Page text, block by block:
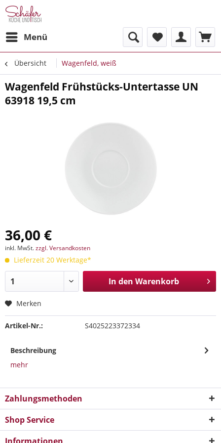
Menü
Übersicht Wagenfeld, weiß
Wagenfeld Frühstücks-Untertasse UN
63918 19,5 cm
36,00 €
inkl. MwSt.zzgl. Versandkosten
Lieferzeit 20 Werktage*
In den Warenkorb
Merken
Artikel-Nr.: S4025223372334
Beschreibung
mehr
Zahlungsmethoden
Shop Service